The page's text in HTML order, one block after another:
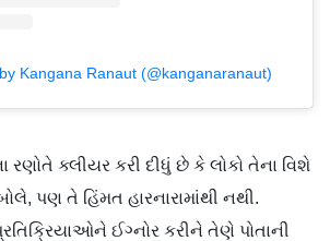
Kangana Ranaut (@kanganaranaut)
ક્લીયર કરી દીધું છે કે લોકો તેના વિશે
પણ તે હિંમત હારનારામાંથી નથી.
ઈગ્નોર કરીને તેણે પોતાની